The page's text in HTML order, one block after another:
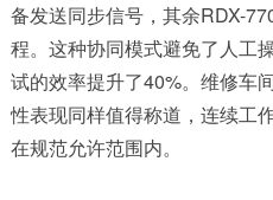
备发送同步信号，其余RDX-
程。这种协同模式避免了人工
试的效率提升了40%。维修车
性表现同样值得称道，连续工
在规范允许范围内。